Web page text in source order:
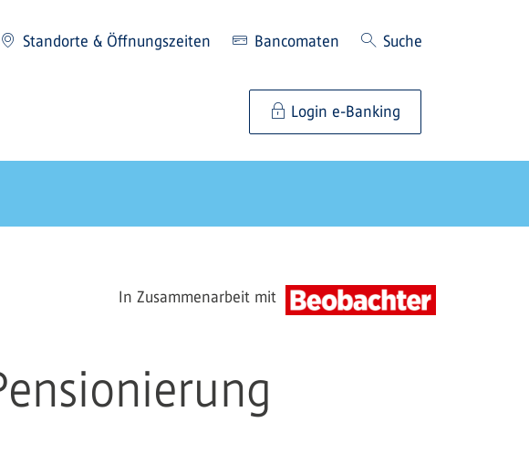
Standorte & Öffnungszeiten Bancomaten Suche
Login e-Banking
In Zusammenarbeit mit